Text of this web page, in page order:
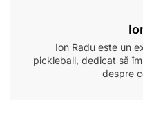
Ion Radu este un
pickleball, dedicat să
despre